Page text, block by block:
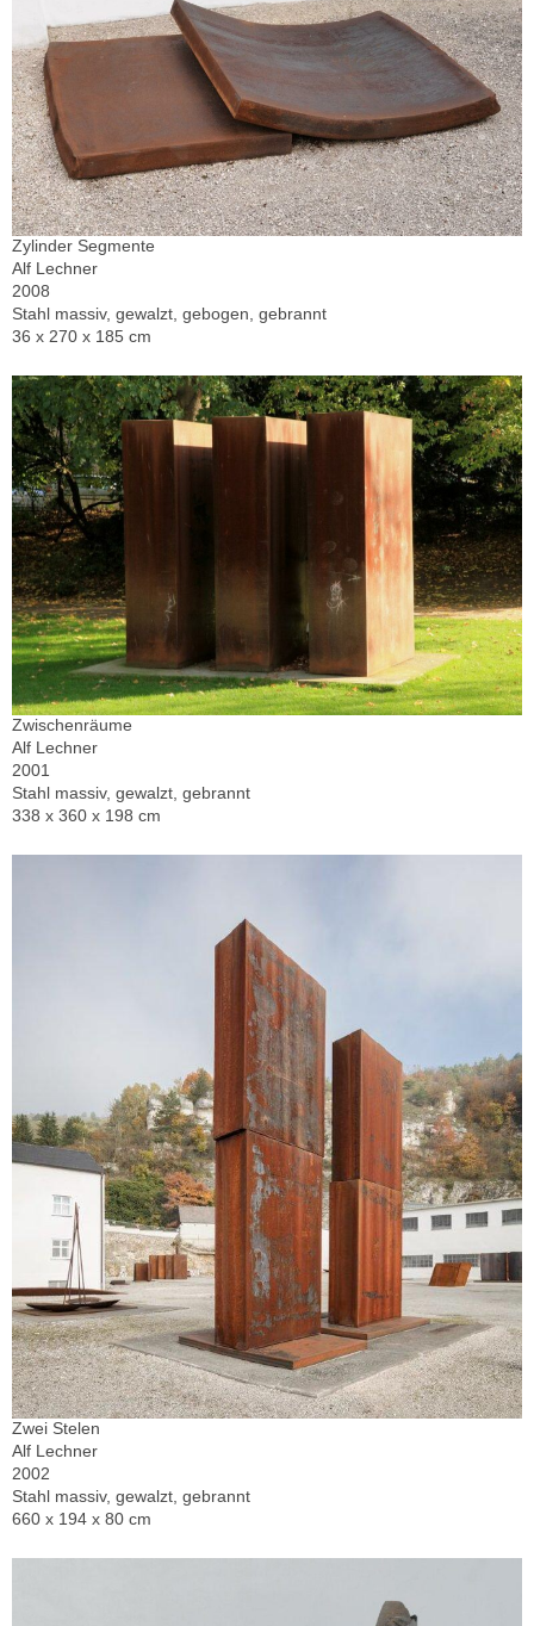
Zylinder Segmente
Alf Lechner
2008
Stahl massiv, gewalzt, gebogen, gebrannt
36 x 270 x 185 cm
Zwischenräume
Alf Lechner
2001
Stahl massiv, gewalzt, gebrannt
338 x 360 x 198 cm
Zwei Stelen
Alf Lechner
2002
Stahl massiv, gewalzt, gebrannt
660 x 194 x 80 cm